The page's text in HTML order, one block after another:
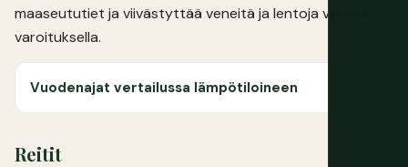
maaseututiet ja viivästyttää veneitä ja lentoja vähällä
varoituksella.
Vuodenajat vertailussa lämpötiloineen
Reitit